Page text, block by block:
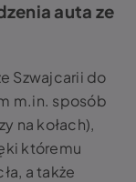
auta ze
Szwajcarii do
m.in. sposób
na kołach),
któremu
a także